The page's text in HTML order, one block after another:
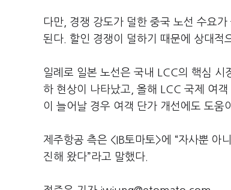
다만, 경쟁 강도가 덜한 중국 노선 수요
된다. 할인 경쟁이 덜하기 때문에 상대적
일례로 일본 노선은 국내 LCC의 핵심 시
하 현상이 나타났고, 올해 LCC 국제 여
이 늘어날 경우 여객 단가 개선에도 도움
제주항공 측은 <IB토마토>에 “자사뿐 아
진해 왔다”라고 말했다.